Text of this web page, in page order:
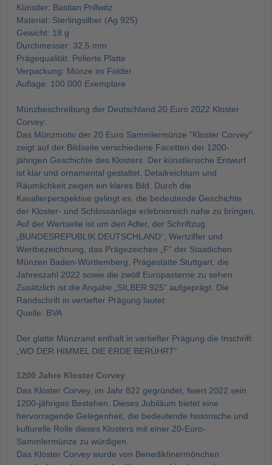
Künstler: Bastian Prillwitz
Material: Sterlingsilber (Ag 925)
Gewicht: 18 g
Durchmesser: 32,5 mm
Prägequalität: Polierte Platte
Verpackung: Münze im Folder
Auflage: 100.000 Exemplare
Münzbeschreibung der Deutschland 20 Euro 2022 Kloster
Corvey:
Das Münzmotiv der 20 Euro Sammlermünze "Kloster Corvey"
zeigt auf der Bildseite verschiedene Facetten der 1200-
jährigen Geschichte des Klosters. Der künstlerische Entwurf
ist klar und ornamental gestaltet. Detailreichtum und
Räumlichkeit zeigen ein klares Bild. Durch die
Kavalierperspektive gelingt es, die bedeutende Geschichte
der Kloster- und Schlossanlage erlebnisreich nahe zu bringen.
Auf der Wertseite ist um den Adler, der Schriftzug
„BUNDESREPUBLIK DEUTSCHLAND“, Wertziffer und
Wertbezeichnung, das Prägezeichen „F“ der Staatlichen
Münzen Baden-Württemberg, Prägestätte Stuttgart, die
Jahreszahl 2022 sowie die zwölf Europasterne zu sehen.
Zusätzlich ist die Angabe „SILBER 925“ aufgeprägt. Die
Randschrift in vertiefter Prägung lautet:
Quelle: BVA
Der glatte Münzrand enthält in vertiefter Prägung die Inschrift:
„WO DER HIMMEL DIE ERDE BERÜHRT“
1200 Jahre Kloster Corvey
Das Kloster Corvey, im Jahr 822 gegründet, feiert 2022 sein
1200-jähriges Bestehen. Dieses Jubiläum bietet eine
hervorragende Gelegenheit, die bedeutende historische und
kulturelle Rolle dieses Klosters mit einer 20-Euro-
Sammlermünze zu würdigen.
Das Kloster Corvey wurde von Benediktinermönchen